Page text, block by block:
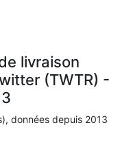
livraison
(TWTR) -
données depuis 2013